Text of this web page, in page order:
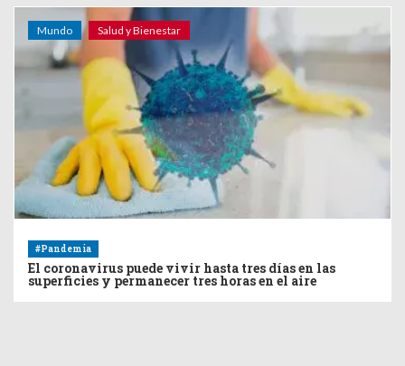
Mundo Salud y Bienestar
#Pandemia
El coronavirus puede vivir hasta tres días en las
superficies y permanecer tres horas en el aire